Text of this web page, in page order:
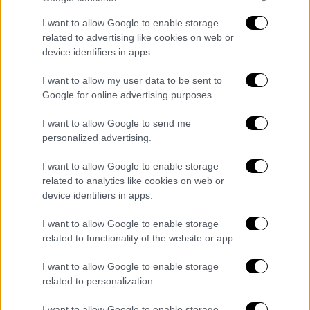
I want to allow Google to enable storage
related to advertising like cookies on web or
device identifiers in apps.
I want to allow my user data to be sent to
Google for online advertising purposes.
I want to allow Google to send me
personalized advertising.
I want to allow Google to enable storage
related to analytics like cookies on web or
device identifiers in apps.
I want to allow Google to enable storage
related to functionality of the website or app.
I want to allow Google to enable storage
related to personalization.
Ο Γιάννης Δράζος γεννήθηκε στην Αθήνα το
1962. Τη δημοσιογραφία ξεκίνησε αμέσως
μετά τις λυκειακές του σπουδές, το 1980,
στην εφημερίδα «Αυριανή» ως ελεύθερος
ρεπόρτερ. Στη συνέχεια και για μία δεκαετία
εργάστηκε στις εφημερίδες «Απογευματινή»,
«Ελεύθερη Γνώμη», «Ειδήσεις», «Ελεύθερος»,
δούλεψε στον Ρ/Τ σταθμό «Δίαυλος» ενώ
από το 1988 έως το 1991 ήταν πολιτικός
συντάκτης στην ΕΡΑ1. Το 1990 θα βρεθεί, ως
εσωτερικός συντάκτης, στον Τ/Σ «MEGA
CΗΑΝΝΕL» και από το 1999 θα εργαστεί ως
αρχισυντάκτης στον Τ/Σ «STAR CHANNEL».
Αργότερα, έως την συνταξιοδότησή του, θα